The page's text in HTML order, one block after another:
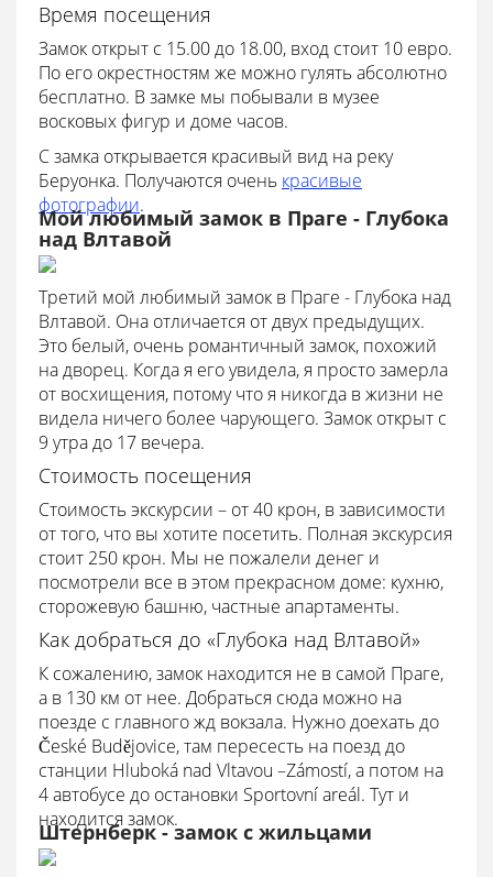
Время посещения
Замок открыт с 15.00 до 18.00, вход стоит 10 евро.
По его окрестностям же можно гулять абсолютно
бесплатно. В замке мы побывали в музее
восковых фигур и доме часов.
С замка открывается красивый вид на реку
Беруонка. Получаются очень красивые
фотографии.
Мой любимый замок в Праге - Глубока
над Влтавой
Третий мой любимый замок в Праге - Глубока над
Влтавой. Она отличается от двух предыдущих.
Это белый, очень романтичный замок, похожий
на дворец. Когда я его увидела, я просто замерла
от восхищения, потому что я никогда в жизни не
видела ничего более чарующего. Замок открыт с
9 утра до 17 вечера.
Стоимость посещения
Стоимость экскурсии – от 40 крон, в зависимости
от того, что вы хотите посетить. Полная экскурсия
стоит 250 крон. Мы не пожалели денег и
посмотрели все в этом прекрасном доме: кухню,
сторожевую башню, частные апартаменты.
Как добраться до «Глубока над Влтавой»
К сожалению, замок находится не в самой Праге,
а в 130 км от нее. Добраться сюда можно на
поезде с главного жд вокзала. Нужно доехать до
České Budějovice, там пересесть на поезд до
станции Hluboká nad Vltavou –Zámostí, а потом на
4 автобусе до остановки Sportovní areál. Тут и
находится замок.
Штернберк - замок с жильцами